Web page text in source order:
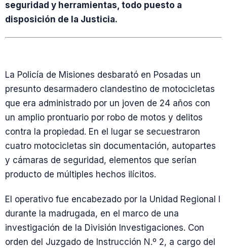
seguridad y herramientas, todo puesto a
disposición de la Justicia.
La Policía de Misiones desbarató en Posadas un
presunto desarmadero clandestino de motocicletas
que era administrado por un joven de 24 años con
un amplio prontuario por robo de motos y delitos
contra la propiedad. En el lugar se secuestraron
cuatro motocicletas sin documentación, autopartes
y cámaras de seguridad, elementos que serían
producto de múltiples hechos ilícitos.
El operativo fue encabezado por la Unidad Regional I
durante la madrugada, en el marco de una
investigación de la División Investigaciones. Con
orden del Juzgado de Instrucción N.º 2, a cargo del